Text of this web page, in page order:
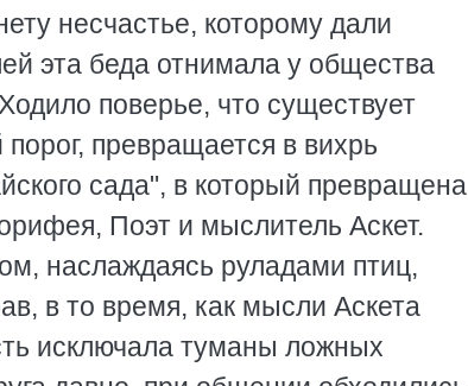
несчастье, которому дали
эта беда отнимала у общества
поверье, что существует
превращается в вихрь
сада", в который превращена
Поэт и мыслитель Аскет.
наслаждаясь руладами птиц,
в то время, как мысли Аскета
исключала туманы ложных